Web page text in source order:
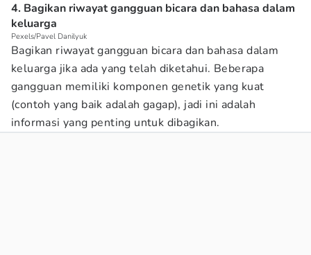
4. Bagikan riwayat gangguan bicara dan bahasa dalam
keluarga
Pexels/Pavel Danilyuk
Bagikan riwayat gangguan bicara dan bahasa dalam
keluarga jika ada yang telah diketahui. Beberapa
gangguan memiliki komponen genetik yang kuat
(contoh yang baik adalah gagap), jadi ini adalah
informasi yang penting untuk dibagikan.